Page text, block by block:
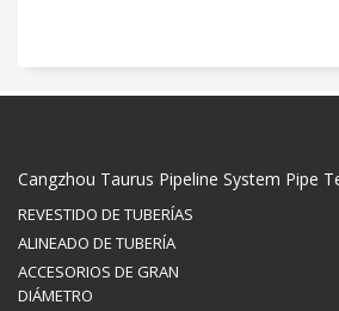
Cangzhou Taurus Pipeline System Pipe
REVESTIDO DE TUBERÍAS
ALINEADO DE TUBERÍA
ACCESORIOS DE GRAN
DIÁMETRO